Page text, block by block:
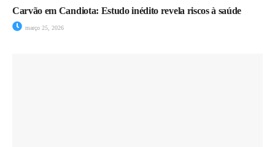
Carvão em Candiota: Estudo inédito revela riscos à saúde
março 25, 2026